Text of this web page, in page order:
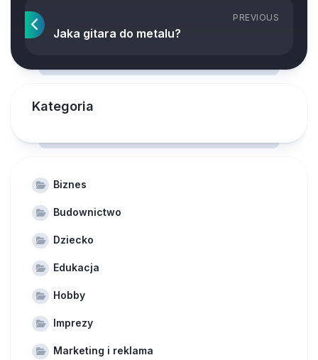
PREVIOUS
Jaka gitara do metalu?
Kategoria
Biznes
Budownictwo
Dziecko
Edukacja
Hobby
Imprezy
Marketing i reklama